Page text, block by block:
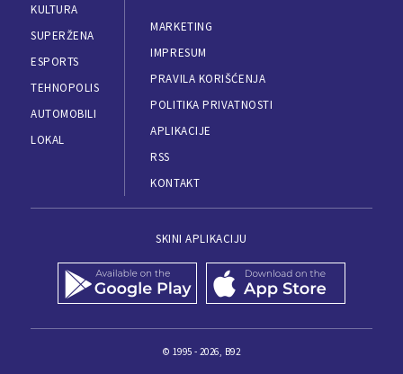
KULTURA
SUPERŽENA
ESPORTS
TEHNOPOLIS
AUTOMOBILI
LOKAL
MARKETING
IMPRESUM
PRAVILA KORIŠĆENJA
POLITIKA PRIVATNOSTI
APLIKACIJE
RSS
KONTAKT
SKINI APLIKACIJU
© 1995 - 2026, B92